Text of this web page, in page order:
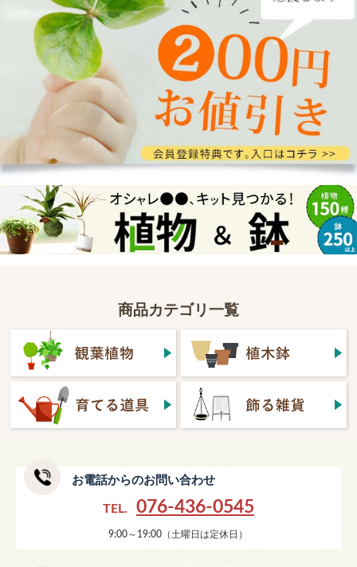
商品カテゴリ一覧
お電話からのお問い合わせ
TEL. 076-436-0545
9:00～19:00（土曜日は定休日）